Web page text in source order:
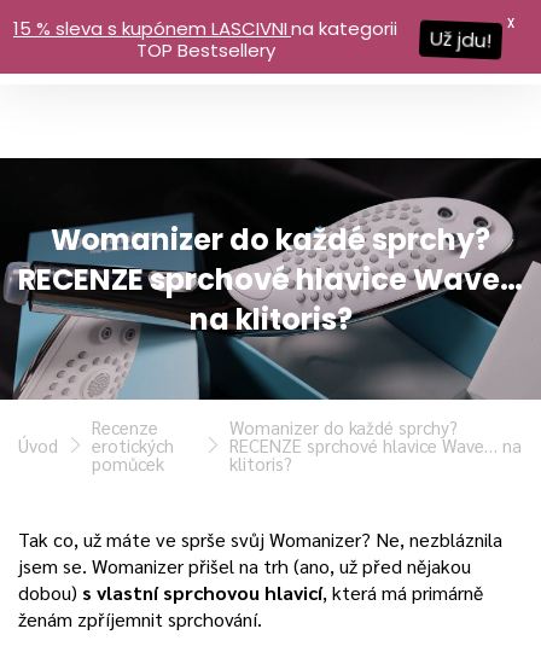
Womanizer do každé sprchy?
RECENZE sprchové hlavice Wave…
na klitoris?
Úvod
Recenze
erotických
pomůcek
Womanizer do každé sprchy?
RECENZE sprchové hlavice Wave… na
klitoris?
Tak co, už máte ve sprše svůj Womanizer? Ne, nezbláznila
jsem se. Womanizer přišel na trh (ano, už před nějakou
dobou) s vlastní sprchovou hlavicí, která má primárně
ženám zpříjemnit sprchování.
15 % sleva s kupónem LASCIVNIna kategorii
TOP Bestsellery
Už jdu!
X